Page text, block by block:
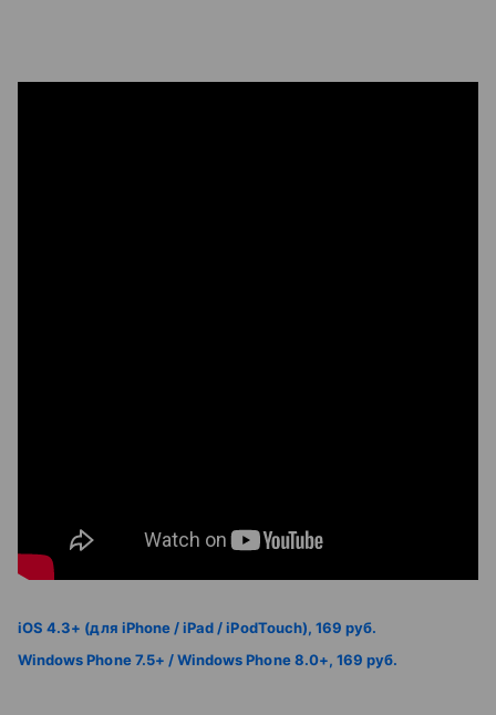
iOS 4.3+ (для iPhone / iPad / iPodTouch), 169 руб.
Windows Phone 7.5+ / Windows Phone 8.0+, 169 руб.